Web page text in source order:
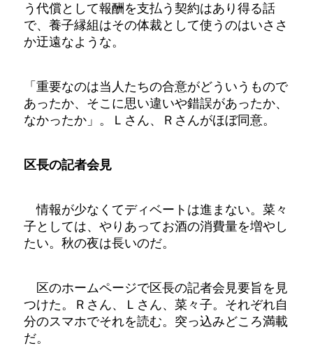
う代償として報酬を支払う契約はあり得る話
で、養子縁組はその体裁として使うのはいささ
か迂遠なような。
「重要なのは当人たちの合意がどういうもので
あったか、そこに思い違いや錯誤があったか、
なかったか」。Ｌさん、Ｒさんがほぼ同意。
区長の記者会見
情報が少なくてディベートは進まない。菜々
子としては、やりあってお酒の消費量を増やし
たい。秋の夜は長いのだ。
区のホームページで区長の記者会見要旨を見
つけた。Ｒさん、Ｌさん、菜々子。それぞれ自
分のスマホでそれを読む。突っ込みどころ満載
だ。